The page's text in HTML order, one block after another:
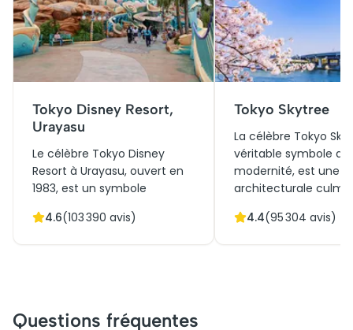
Tokyo Disney Resort,
Urayasu
Le célèbre Tokyo Disney
Resort à Urayasu, ouvert en
1983, est un symbole
japonaise et magie Disney.
rapidement un lieu
incontournable. Initialement
4.6(103 390 avis)
Tokyo Skytree
La célèbre Tokyo
véritable symbole de
modernité, est une
architecturale
conçue comme tour
4.4(95 304 avis)
Questions fréquentes